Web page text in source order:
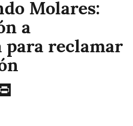
Molares:
a
reclamar